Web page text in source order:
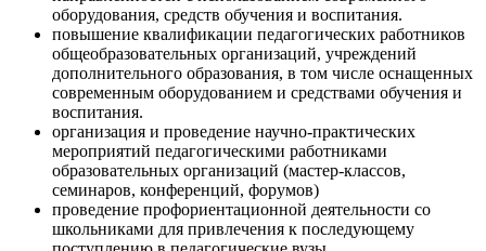
оборудования, средств обучения и воспитания.
повышение квалификации педагогических работников
общеобразовательных организаций, учреждений
дополнительного образования, в том числе оснащенных
современным оборудованием и средствами обучения и
воспитания.
организация и проведение научно-практических
мероприятий педагогическими работниками
образовательных организаций (мастер-классов,
семинаров, конференций, форумов)
проведение профориентационной деятельности со
школьниками для привлечения к последующему